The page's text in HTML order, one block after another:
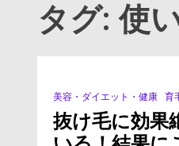
タグ: 使
1 Minute
美容・ダイエット・健康 育
抜け毛に効果